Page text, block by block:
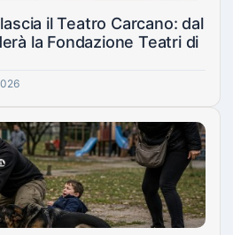
il Teatro Carcano: dal